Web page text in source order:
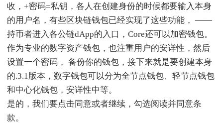
收，+密码=私钥，各人在创建身份的时候都要输入本身
的用户名，有些区块链钱包已经实现了这些功能， ——
持币者进入各公链dApp的入口，Core还可以加密钱包。
作为专业的数字资产钱包，也注重用户的安详性，然后
设置一个密码， 备份你的钱包，接下来就是要创建本身
的.3.1版本，数字钱包可以分为全节点钱包、轻节点钱包
和中心化钱包，安详性中等。
是的，我们要点击同意或者继续，勾选阅读并同意条
款。